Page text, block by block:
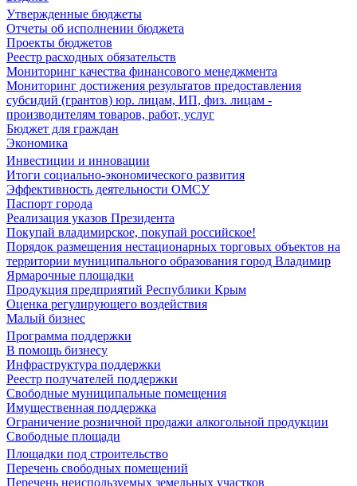
Утвержденные бюджеты
Отчеты об исполнении бюджета
Проекты бюджетов
Реестр расходных обязательств
Мониторинг качества финансового менеджмента
Мониторинг достижения результатов предоставления
субсидий (грантов) юр. лицам, ИП, физ. лицам -
производителям товаров, работ, услуг
Бюджет для граждан
Экономика
Инвестиции и инновации
Итоги социально-экономического развития
Эффективность деятельности ОМСУ
Паспорт города
Реализация указов Президента
Покупай владимирское, покупай российское!
Порядок размещения нестационарных торговых объектов на
территории муниципального образования город Владимир
Ярмарочные площадки
Продукция предприятий Республики Крым
Оценка регулирующего воздействия
Малый бизнес
Программа поддержки
В помощь бизнесу
Инфраструктура поддержки
Реестр получателей поддержки
Свободные муниципальные помещения
Имущественная поддержка
Ограничение розничной продажи алкогольной продукции
Свободные площади
Площадки под строительство
Перечень свободных помещений
Перечень неиспользуемых земельных участков